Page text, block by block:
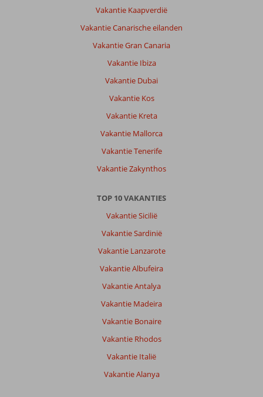
Vakantie Kaapverdië
Vakantie Canarische eilanden
Vakantie Gran Canaria
Vakantie Ibiza
Vakantie Dubai
Vakantie Kos
Vakantie Kreta
Vakantie Mallorca
Vakantie Tenerife
Vakantie Zakynthos
TOP 10 VAKANTIES
Vakantie Sicilië
Vakantie Sardinië
Vakantie Lanzarote
Vakantie Albufeira
Vakantie Antalya
Vakantie Madeira
Vakantie Bonaire
Vakantie Rhodos
Vakantie Italië
Vakantie Alanya